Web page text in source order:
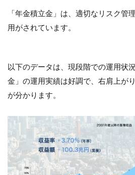
「年金積立金」は、適切なリスク管
用がされています。
以下のデータは、現段階での運用状
金」の運用実績は好調で、右肩上が
が分かります。